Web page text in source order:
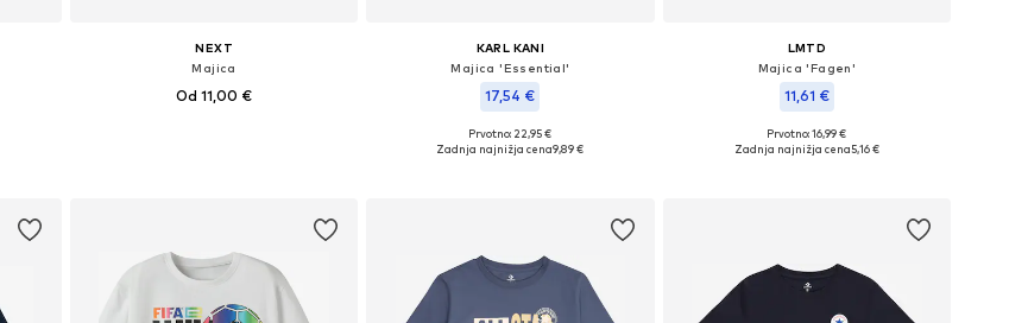
NEXT
Majica
Od 11,00 €
KARL KANI
Majica 'Essential'
17,54 €
Na voljo v različnih velikostih
Prvotno: 22,95 €
Zadnja najnižja cena9,89 €
LMTD
Majica 'Fagen'
11,61 €
Na voljo v različnih velikostih
Prvotno: 16,99 €
Zadnja najnižja cena5,16 €